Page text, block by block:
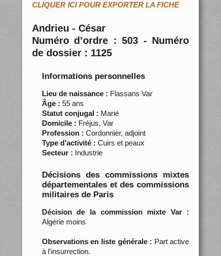
CLIQUER ICI POUR EXPORTER LA FICHE
Andrieu - César
Numéro d’ordre : 503 - Numéro
de dossier : 1125
Informations personnelles
Lieu de naissance : Flassans Var
Âge : 55 ans
Statut conjugal : Marié
Domicile : Fréjus, Var
Profession : Cordonnier, adjoint
Type d’activité : Cuirs et peaux
Secteur : Industrie
Décisions des commissions mixtes
départementales et des commissions
militaires de Paris
Décision de la commission mixte Var :
Algérie moins
Observations en liste générale : Part active
à l'insurrection.